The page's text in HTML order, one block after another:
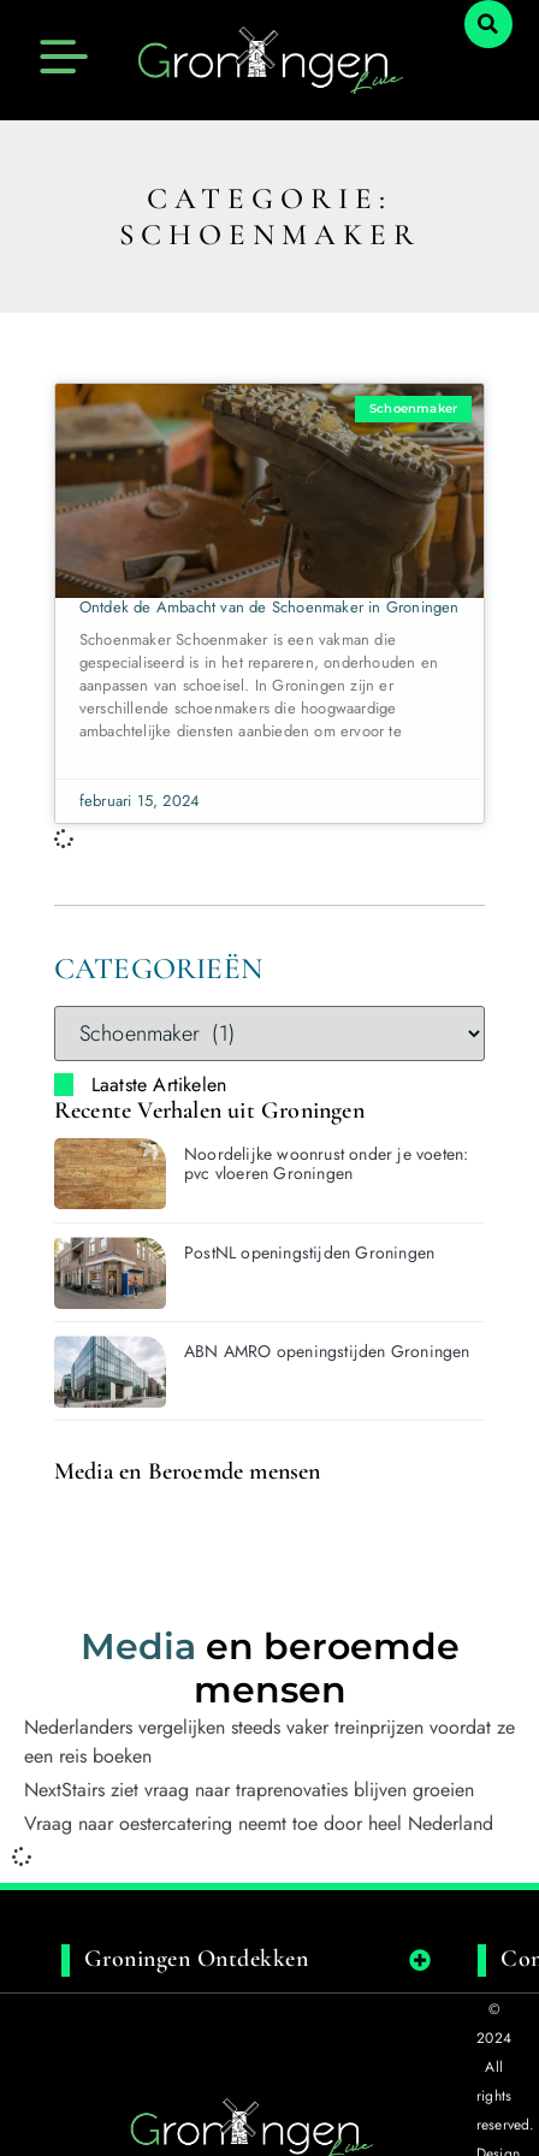
CATEGORIE:
SCHOENMAKER
CATEGORIEËN
Laatste Artikelen
Recente Verhalen uit Groningen
Noordelijke woonrust onder je voeten:
pvc vloeren Groningen
PostNL openingstijden Groningen
ABN AMRO openingstijden Groningen
Media en Beroemde mensen
Schoenmaker
Ontdek de Ambacht van de Schoenmaker in Groningen
Schoenmaker Schoenmaker is een vakman die
gespecialiseerd is in het repareren, onderhouden en
aanpassen van schoeisel. In Groningen zijn er
verschillende schoenmakers die hoogwaardige
ambachtelijke diensten aanbieden om ervoor te
februari 15, 2024
Media en beroemde
mensen
Nederlanders vergelijken steeds vaker treinprijzen voordat ze
een reis boeken
NextStairs ziet vraag naar traprenovaties blijven groeien
Vraag naar oestercatering neemt toe door heel Nederland
Groningen Ontdekken
©
2024
All
rights
reserved.